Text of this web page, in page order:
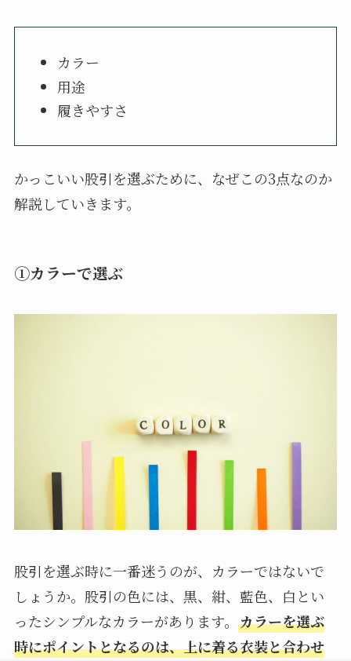
カラー
用途
履きやすさ
かっこいい股引を選ぶために、なぜこの3点なのか
解説していきます。
①カラーで選ぶ
股引を選ぶ時に一番迷うのが、カラーではないで
しょうか。股引の色には、黒、紺、藍色、白とい
ったシンプルなカラーがあります。 カラーを選ぶ
時にポイントとなるのは、上に着る衣装と合わせ